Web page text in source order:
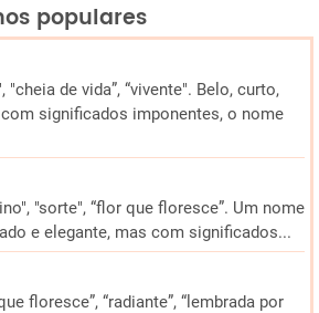
populares
"cheia de vida”, “vivente". Belo, curto,
significados imponentes, o nome
"sorte", “flor que floresce”. Um nome
e elegante, mas com significados...
floresce”, “radiante”, “lembrada por